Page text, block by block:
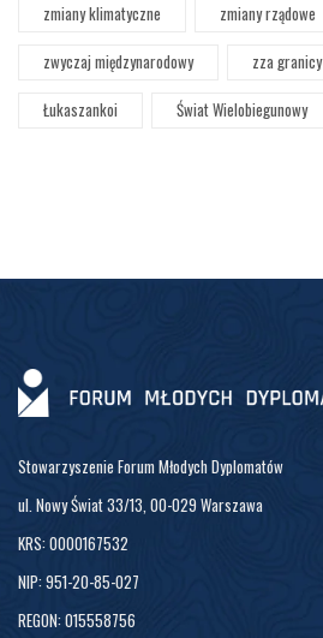
zmiany klimatyczne
zmiany rządowe
zwyczaj międzynarodowy
zza granicy
Łukaszankoi
Świat Wielobiegunowy
Stowarzyszenie Forum Młodych Dyplomatów
ul. Nowy Świat 33/13, 00-029 Warszawa
KRS: 0000167532
NIP: 951-20-85-027
REGON: 015558756